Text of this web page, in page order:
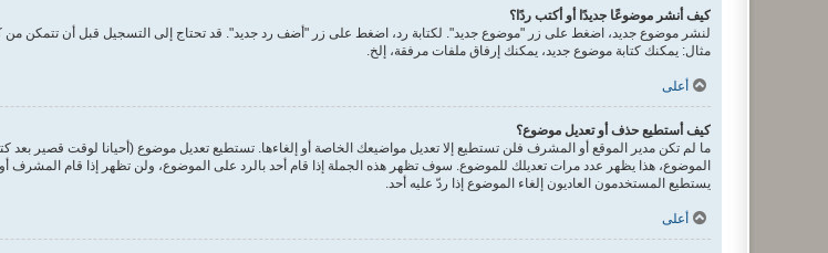
كيف أنشر موضوعًا جديدًا أو أكتب ردًا؟
لنشر موضوع جديد، اضغط على زر "موضوع جديد". لكتابة رد، اضغط على زر "أضف رد جديد". قد تحتاج إلى التسجيل قبل أن تتمكن من
مثال: يمكنك كتابة موضوع جديد، يمكنك إرفاق ملفات مرفقة، إلخ.
أعلى
كيف أستطيع حذف أو تعديل موضوع؟
ما لم تكن مدير الموقع أو المشرف فلن تستطيع إلا تعديل مواضيعك الخاصة أو إلغاءها. تستطيع تعديل موضوع (أحيانا لوقت قصير
الموضوع، هذا يظهر عدد مرات تعديلك للموضوع. سوف تظهر هذه الجملة إذا قام أحد بالرد على الموضوع، ولن تظهر إذا قام المشرف
يستطيع المستخدمون العاديون إلغاء الموضوع إذا ردّ عليه أحد.
أعلى